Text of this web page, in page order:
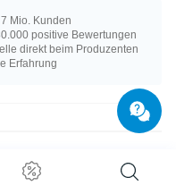
Mio. Kunden
positive Bewertungen
direkt beim Produzenten
Erfahrung
vorrätig. Dieses Produkt ist für